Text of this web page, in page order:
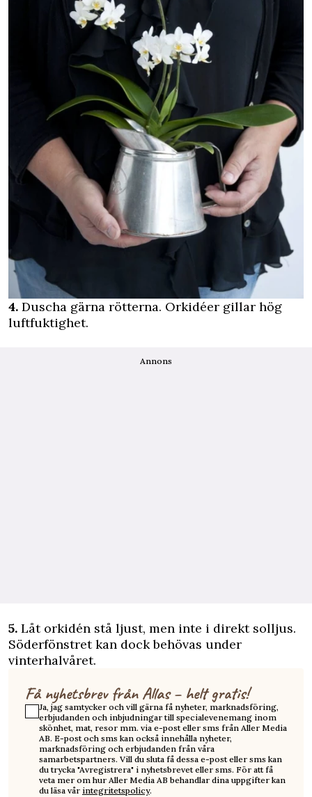
4. Duscha gärna rötterna. Orkidéer gillar hög
luftfuktighet.
Annons
5. Låt orkidén stå ljust, men inte i direkt solljus.
Söderfönstret kan dock behövas under
vinterhalvåret.
Få nyhetsbrev från Allas – helt gratis!
Ja, jag samtycker och vill gärna få nyheter, marknadsföring,
erbjudanden och inbjudningar till specialevenemang inom
skönhet, mat, resor mm. via e-post eller sms från Aller Media
AB. E-post och sms kan också innehålla nyheter,
marknadsföring och erbjudanden från våra
samarbetspartners. Vill du sluta få dessa e-post eller sms kan
du trycka "Avregistrera" i nyhetsbrevet eller sms. För att få
veta mer om hur Aller Media AB behandlar dina uppgifter kan
du läsa vår integritetspolicy.